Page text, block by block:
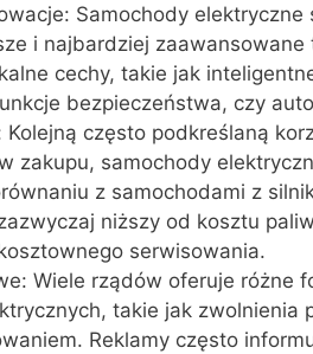
Samochody
i najbardziej zaawansowane
cechy, takie jak
bezpieczeństwa, czy
Kolejną często podkreślaną
zakupu, samochody
z samochodami z
niższy od kosztu
serwisowania.
Wiele rządów oferuje różne
takie jak zwolnienia
Reklamy często